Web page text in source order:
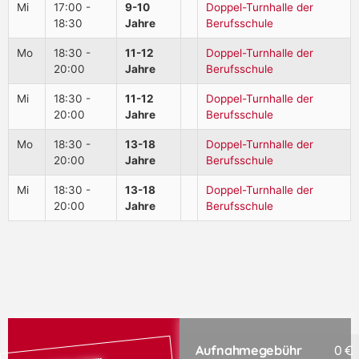
Mi
17:00 -
18:30
9-10
Jahre
Doppel-Turnhalle der
Berufsschule
Mo
18:30 -
20:00
11-12
Jahre
Doppel-Turnhalle der
Berufsschule
Mi
18:30 -
20:00
11-12
Jahre
Doppel-Turnhalle der
Berufsschule
Mo
18:30 -
20:00
13-18
Jahre
Doppel-Turnhalle der
Berufsschule
Mi
18:30 -
20:00
13-18
Jahre
Doppel-Turnhalle der
Berufsschule
Aufnahmegebühr
0 €